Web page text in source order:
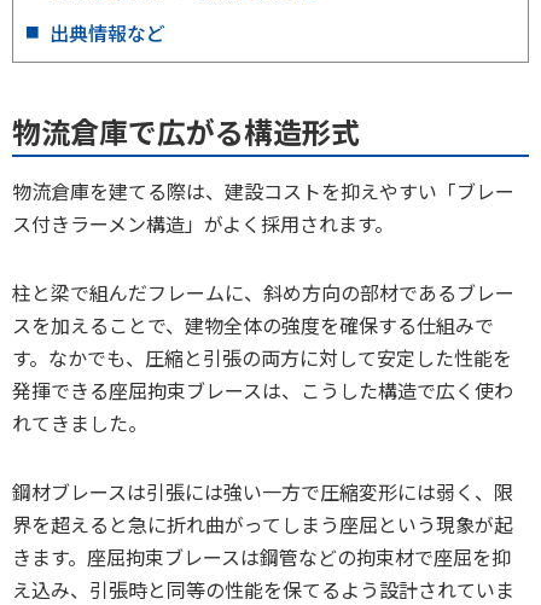
出典情報など
物流倉庫で広がる構造形式
物流倉庫を建てる際は、建設コストを抑えやすい「ブレー
ス付きラーメン構造」がよく採用されます。
柱と梁で組んだフレームに、斜め方向の部材であるブレー
スを加えることで、建物全体の強度を確保する仕組みで
す。なかでも、圧縮と引張の両方に対して安定した性能を
発揮できる座屈拘束ブレースは、こうした構造で広く使わ
れてきました。
鋼材ブレースは引張には強い一方で圧縮変形には弱く、限
界を超えると急に折れ曲がってしまう座屈という現象が起
きます。座屈拘束ブレースは鋼管などの拘束材で座屈を抑
え込み、引張時と同等の性能を保てるよう設計されていま